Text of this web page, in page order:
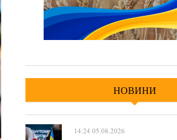
НОВИНИ
14:24 05.08.2026